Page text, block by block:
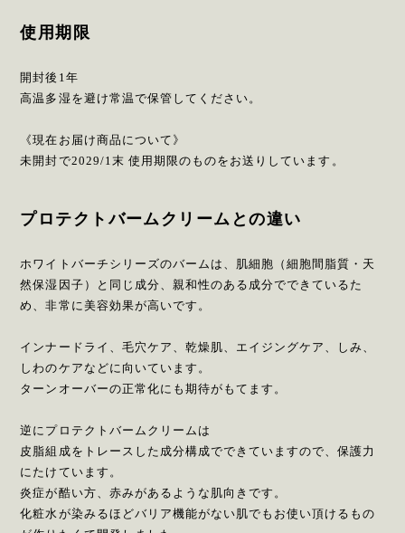
使用期限
開封後1年
高温多湿を避け常温で保管してください。
《現在お届け商品について》
未開封で2029/1末 使用期限のものをお送りしています。
プロテクトバームクリームとの違い
ホワイトバーチシリーズのバームは、肌細胞（細胞間脂質・天
然保湿因子）と同じ成分、親和性のある成分でできているた
め、非常に美容効果が高いです。
インナードライ、毛穴ケア、乾燥肌、エイジングケア、しみ、
しわのケアなどに向いています。
ターンオーバーの正常化にも期待がもてます。
逆にプロテクトバームクリームは
皮脂組成をトレースした成分構成でできていますので、保護力
にたけています。
炎症が酷い方、赤みがあるような肌向きです。
化粧水が染みるほどバリア機能がない肌でもお使い頂けるもの